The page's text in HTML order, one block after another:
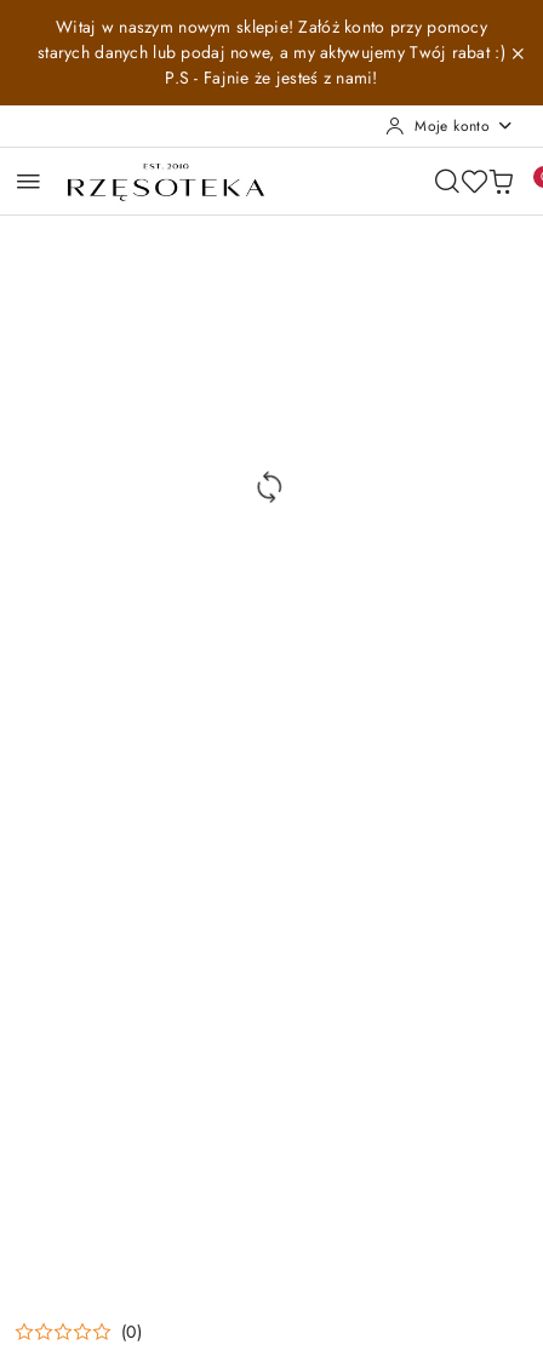
Przejdź do treści głównej
Przejdź do wyszukiwarki
Przejdź do moje konto
Przejdź do menu głównego
Przejdź do opisu produktu
Przejdź do stopki
Witaj w naszym nowym sklepie! Załóż konto przy pomocy
starych danych lub podaj nowe, a my aktywujemy Twój rabat :)
P.S - Fajnie że jesteś z nami!
Moje konto
(0)